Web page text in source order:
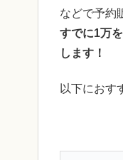
などで予約
すでに1万
します！
以下におす